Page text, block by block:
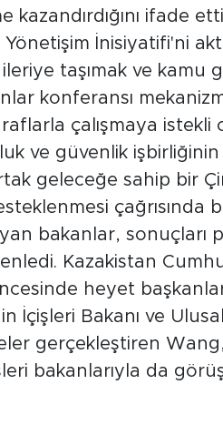
kazandırdığını ifade
Yönetişim İnisiyatifi'ni
taşımak ve kamu
konferansı
çalışmaya istekli
ve güvenlik
geleceğe sahip bir
çağrısında
bakanlar, sonuçları
Kazakistan
heyet
İçişleri Bakanı ve
gerçekleştiren
bakanlarıyla da